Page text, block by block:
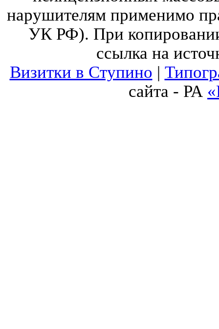
нарушителям применимо
УК РФ). При копировании
ссылка на
Визитки в Ступино |
сайта - РА